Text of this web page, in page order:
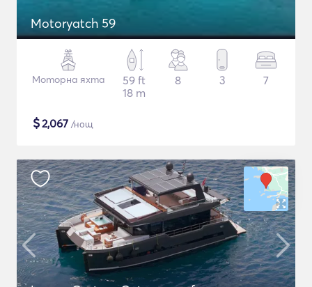
Motoryatch 59
Моторна яхта
59 ft
18 m
8 3 7
$2,067 /нощ